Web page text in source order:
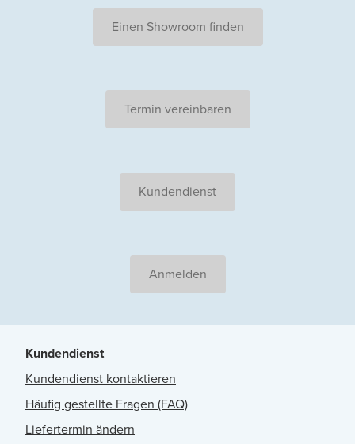
Einen Showroom finden
Termin vereinbaren
Kundendienst
Anmelden
Kundendienst
Kundendienst kontaktieren
Häufig gestellte Fragen (FAQ)
Liefertermin ändern